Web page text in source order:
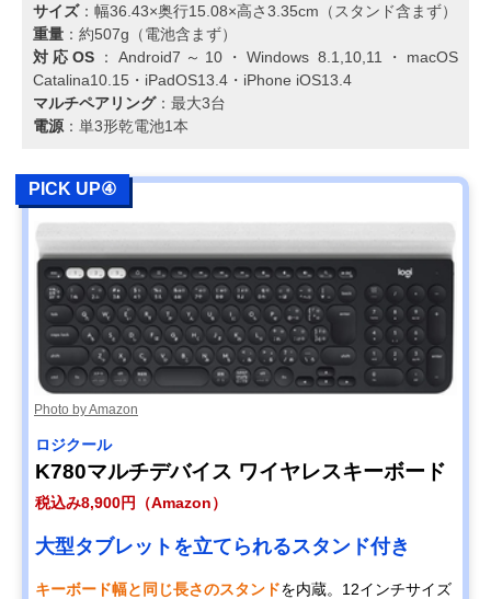
サイズ：幅36.43×奥行15.08×高さ3.35cm（スタンド含まず）
重量 ：約507g（電池含まず）
対応OS ：Android7～10・Windows 8.1,10,11・macOS
Catalina10.15・iPadOS13.4・iPhone iOS13.4
マルチペアリング：最大3台
電源 ：単3形乾電池1本
PICK UP④
Photo by Amazon
ロジクール
K780マルチデバイス ワイヤレスキーボード
税込み8,900円（Amazon）
大型タブレットを立てられるスタンド付き
キーボード幅と同じ長さのスタンドを内蔵。12インチサイズ